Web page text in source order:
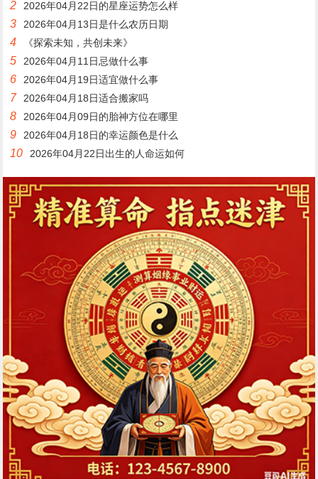
2 2026年04月22日的星座运势怎么样
3 2026年04月13日是什么农历日期
4 《探索未知，共创未来》
5 2026年04月11日忌做什么事
6 2026年04月19日适宜做什么事
7 2026年04月18日适合搬家吗
8 2026年04月09日的胎神方位在哪里
9 2026年04月18日的幸运颜色是什么
10 2026年04月22日出生的人命运如何